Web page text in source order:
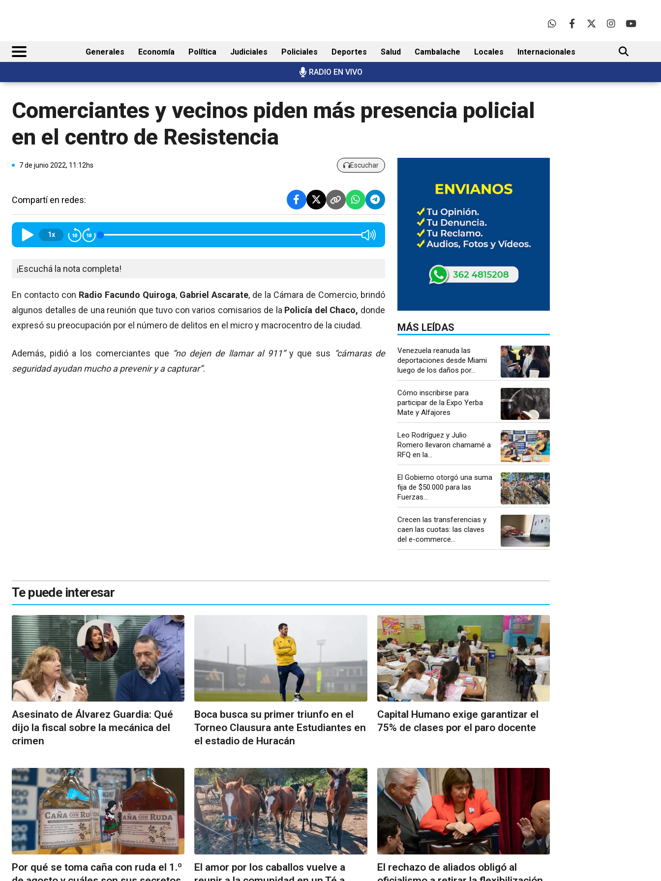
Generales Economía Política Judiciales Policiales Deportes Salud Cambalache Locales Internacionales
RADIO EN VIVO
BUSCAR
Comerciantes y vecinos piden más presencia policial
en el centro de Resistencia
7 de junio 2022, 11:12hs Escuchar
Compartí en redes:
1x
¡Escuchá la nota completa!
En contacto con Radio Facundo Quiroga, Gabriel Ascarate, de la Cámara de Comercio, brindó
algunos detalles de una reunión que tuvo con varios comisarios de la Policía del Chaco, donde
expresó su preocupación por el número de delitos en el micro y macrocentro de la ciudad.
Además, pidió a los comerciantes que “no dejen de llamar al 911”y que sus “cámaras de
seguridad ayudan mucho a prevenir y a capturar”.
MÁS LEÍDAS
Venezuela reanuda las
deportaciones desde Miami
luego de los daños por...
Cómo inscribirse para
participar de la Expo Yerba
Mate y Alfajores
Leo Rodríguez y Julio
Romero llevaron chamamé a
RFQ en la...
El Gobierno otorgó una suma
fija de $50.000 para las
Fuerzas...
Crecen las transferencias y
caen las cuotas: las claves
del e-commerce...
Te puede interesar
Asesinato de Álvarez Guardia: Qué
dijo la fiscal sobre la mecánica del
crimen
Boca busca su primer triunfo en el
Torneo Clausura ante Estudiantes en
el estadio de Huracán
Capital Humano exige garantizar el
75% de clases por el paro docente
Por qué se toma caña con ruda el 1.º
El amor por los caballos vuelve a
El rechazo de aliados obligó al